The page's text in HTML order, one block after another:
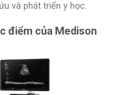
và phát triển y học.
điểm của Medison